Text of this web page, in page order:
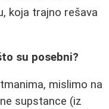
koja trajno rešava
su posebni?
mislimo na
supstance (iz